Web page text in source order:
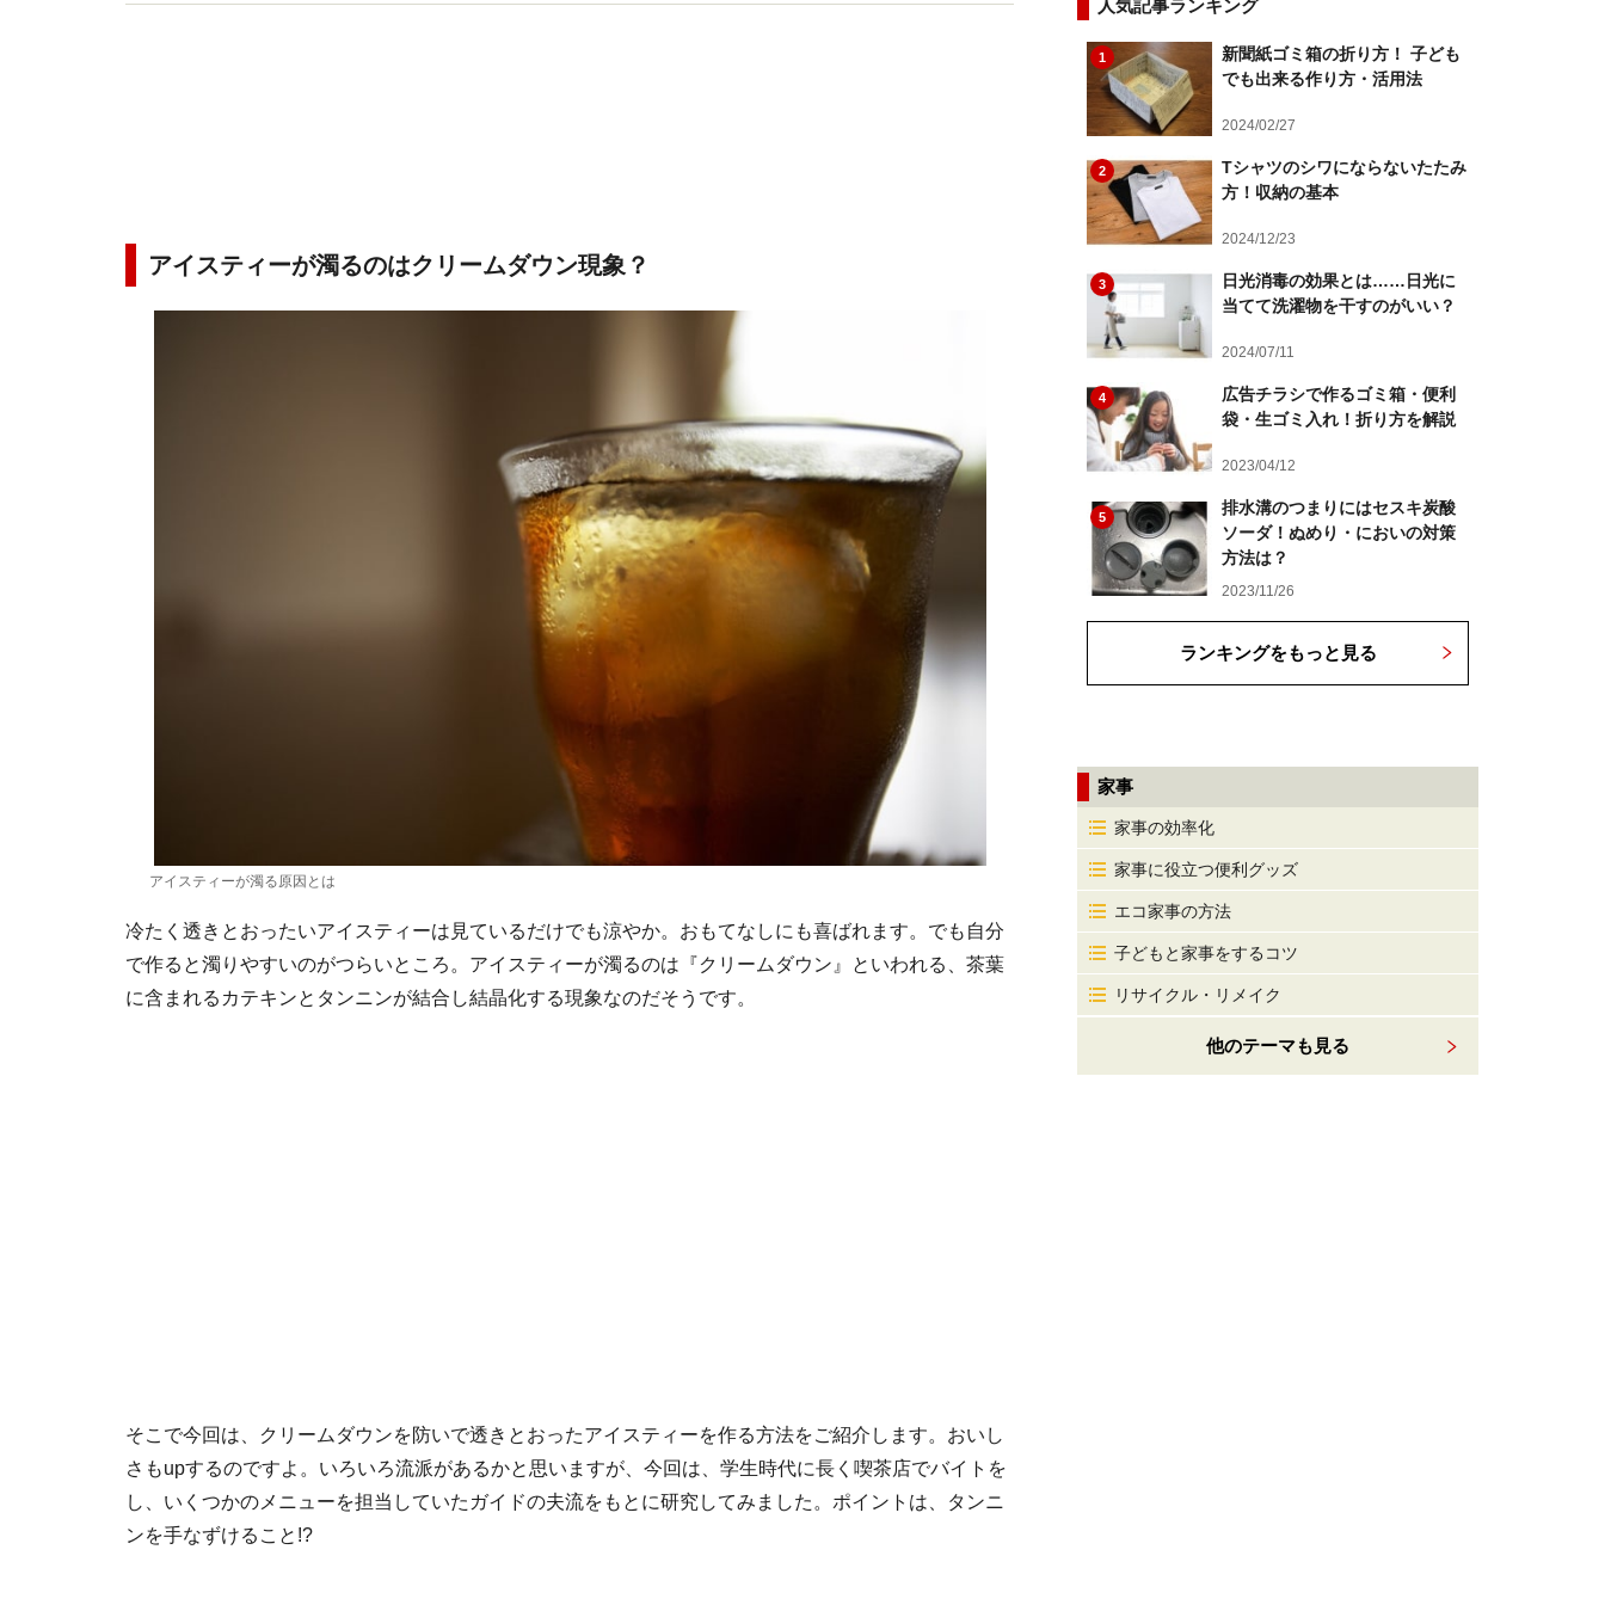
アイスティーが濁るのはクリームダウン現象？
アイスティーが濁る原因とは
冷たく透きとおったいアイスティーは見ているだけでも涼やか。おもてなしにも喜ばれます。でも自分
で作ると濁りやすいのがつらいところ。アイスティーが濁るのは『クリームダウン』といわれる、茶葉
に含まれるカテキンとタンニンが結合し結晶化する現象なのだそうです。
そこで今回は、クリームダウンを防いで透きとおったアイスティーを作る方法をご紹介します。おいし
さもupするのですよ。いろいろ流派があるかと思いますが、今回は、学生時代に長く喫茶店でバイトを
し、いくつかのメニューを担当していたガイドの夫流をもとに研究してみました。ポイントは、タンニ
ンを手なずけること!?
人気記事ランキング
1
新聞紙ゴミ箱の折り方！ 子ども
でも出来る作り方・活用法
2024/02/27
2
Tシャツのシワにならないたたみ
方！収納の基本
2024/12/23
3
日光消毒の効果とは……日光に
当てて洗濯物を干すのがいい？
2024/07/11
4
広告チラシで作るゴミ箱・便利
袋・生ゴミ入れ！折り方を解説
2023/04/12
5
排水溝のつまりにはセスキ炭酸
ソーダ！ぬめり・においの対策
方法は？
2023/11/26
ランキングをもっと見る
家事
家事の効率化
家事に役立つ便利グッズ
エコ家事の方法
子どもと家事をするコツ
リサイクル・リメイク
他のテーマも見る